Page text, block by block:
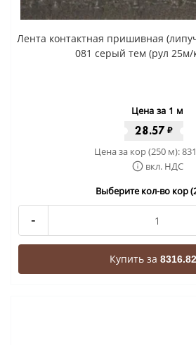
Лента контактная пришивная
081 серый тем (рул 25м/
Цена за 1 м
28.57₽
Цена за кор (250 м):
вкл. НДС
Выберите кол-во кор
-
Купить за